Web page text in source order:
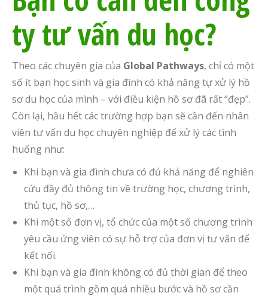
ty tư vấn du học?
Theo các chuyên gia của Global Pathways, chỉ có một
số ít bạn học sinh và gia đình có khả năng tự xử lý hồ
sơ du học của mình – với điều kiện hồ sơ đã rất “đẹp”.
Còn lại, hầu hết các trường hợp bạn sẽ cần đến nhân
viên tư vấn du học chuyên nghiệp để xử lý các tình
huống như:
Khi bạn và gia đình chưa có đủ khả năng để nghiên
cứu đầy đủ thông tin về trường học, chương trình,
thủ tục, hồ sơ,…
Khi một số đơn vị, tổ chức của một số chương trình
yêu cầu ứng viên có sự hỗ trợ của đơn vị tư vấn để
kết nối.
Khi bạn và gia đình không có đủ thời gian để theo
một quá trình gồm quá nhiều bước và hồ sơ cần